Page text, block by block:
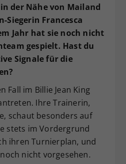
der Nähe von Mailand
Siegerin Francesca
Jahr hat sie noch nicht
gespielt. Hast du
Signale für die
Fall im Billie Jean King
Ihre Trainerin,
schaut besonders auf
stets im Vordergrund
ihren Turnierplan, und
nicht vorgesehen.